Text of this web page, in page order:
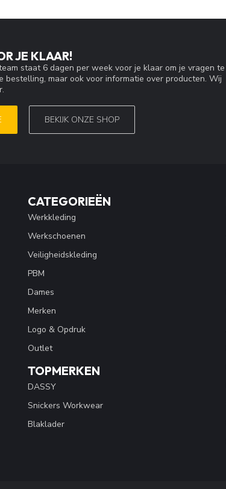
JE KLAAR!
staat 6 dagen per week voor je klaar om je vragen te
bestelling, maar ook voor informatie over producten. Wij
BEKIJK ONZE SHOP
CATEGORIEËN
Werkkleding
Werkschoenen
Veiligheidskleding
PBM
Dames
Merken
Logo & Opdruk
Outlet
TOPMERKEN
DASSY
Snickers Workwear
Blaklader